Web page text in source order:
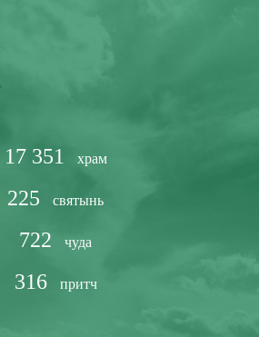
17 351 храм
225 святынь
722 чуда
316 притч